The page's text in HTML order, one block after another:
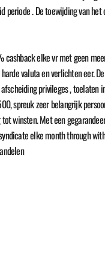
periode . De toewijding van
elke vr met geen
valuta en verlichten eer.
privileges , toelaten
spreuk zeer belangrijk
winsten. Met een
elke month through